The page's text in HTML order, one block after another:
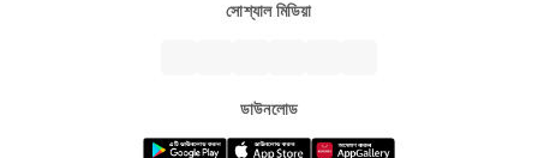
সোশ্যাল মিডিয়া
ডাউনলোড